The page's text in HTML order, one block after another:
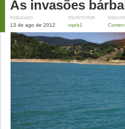
As invasões
PUBLICADO
13 de ago de 2012
ESCRITO POR
vqeb1